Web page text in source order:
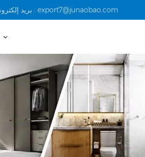
بريد إلكتروني : export7@junaobao.com